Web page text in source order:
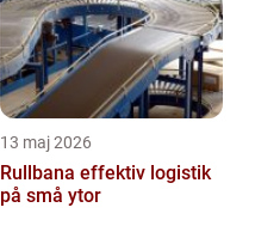
13 maj 2026
Rullbana effektiv logistik
på små ytor